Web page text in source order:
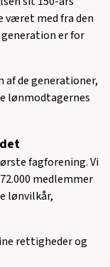
været med fra den
er for
af de generationer,
lønmodtagernes
fagforening. Vi
medlemmer
lønvilkår,
rettigheder og